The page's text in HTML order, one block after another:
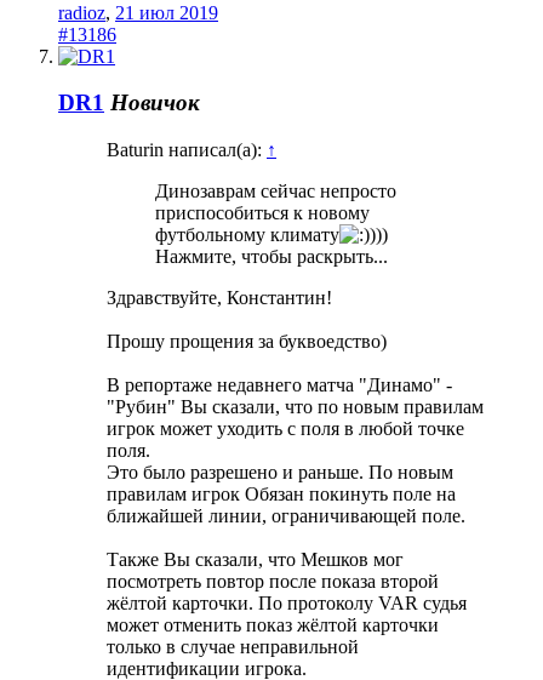
radioz, 21 июл 2019
#13186
DR1 Новичок
Baturin написал(а): ↑
Динозаврам сейчас непросто
приспособиться к новому
футбольному климату
)))
Нажмите, чтобы раскрыть...
Здравствуйте, Константин!
Прошу прощения за буквоедство)
В репортаже недавнего матча "Динамо" -
"Рубин" Вы сказали, что по новым правилам
игрок может уходить с поля в любой точке
поля.
Это было разрешено и раньше. По новым
правилам игрок Обязан покинуть поле на
ближайшей линии, ограничивающей поле.
Также Вы сказали, что Мешков мог
посмотреть повтор после показа второй
жёлтой карточки. По протоколу VAR судья
может отменить показ жёлтой карточки
только в случае неправильной
идентификации игрока.